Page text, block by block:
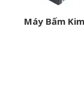
Máy Bấm